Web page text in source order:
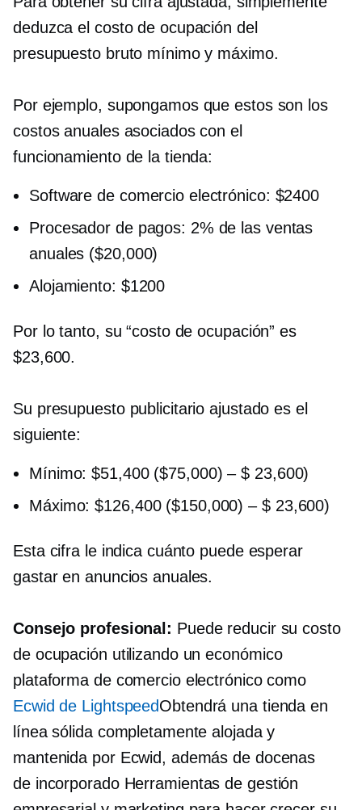
deduzca el costo de ocupación del
presupuesto bruto mínimo y máximo.
Por ejemplo, supongamos que estos son los
costos anuales asociados con el
funcionamiento de la tienda:
Software de comercio electrónico: $2400
Procesador de pagos: 2% de las ventas
anuales ($20,000)
Alojamiento: $1200
Por lo tanto, su “costo de ocupación” es
$23,600.
Su presupuesto publicitario ajustado es el
siguiente:
Mínimo: $51,400 ($75,000)–$ 23,600)
Máximo: $126,400 ($150,000)–$ 23,600)
Esta cifra le indica cuánto puede esperar
gastar en anuncios anuales.
Consejo profesional: Puede reducir su costo
de ocupación utilizando uneconómico
plataforma de comercio electrónico como
Ecwid de LightspeedObtendrá una tienda en
línea sólida completamente alojada y
mantenida por Ecwid, además de docenas
de incorporadoHerramientas de gestión